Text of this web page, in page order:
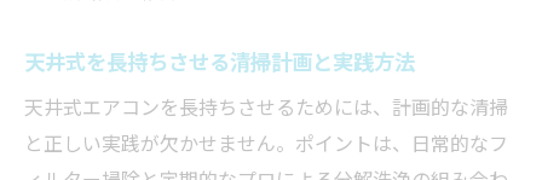
業務用エアコンの掃除料金と家庭用の違い
を解説
天井式エアコンクリーニング費用の内訳と
天井式を長持ちさせる清掃計画と実践方法
天井式エアコンを長持ちさせるためには、計画的な清掃
と正しい実践が欠かせません。ポイントは、日常的なフ